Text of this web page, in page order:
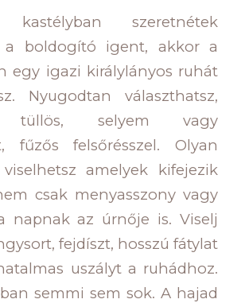
szeretnétek
a boldogító igent, akkor a
egy igazi királylányos ruhát
Nyugodtan választhatsz,
tüllös, selyem vagy
fűzős felsőrésszel. Olyan
amelyek kifejezik
csak menyasszony vagy
napnak az úrnője is. Viselj
fejdíszt, hosszú fátylat
uszályt a ruhádhoz.
semmi sem sok. A hajad